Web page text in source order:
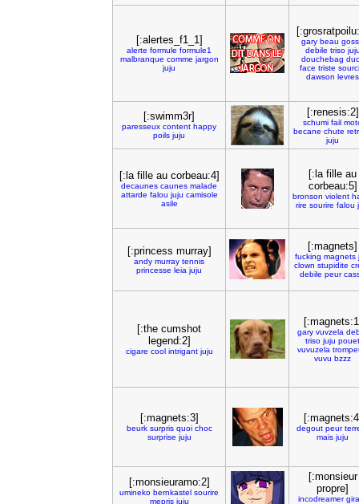
[:alertes_f1_1]
alerte formule formule1
malbranque comme jargon
juju
gary beau
debile triso
douchebag
face triste
dawson levres
[:swimm3r]
paresseux content happy
poils juju
[:renesis:2]
schumi fail
becane chute
juju
[:la fille au corbeau:4]
decaunes caunes malade
attarde falou juju camisole
asile
[:la fille au
corbeau:5]
bronson violent
rire sourire falou
[:princess murray]
andy murray tennis
princesse leia juju
[:magnets]
fucking magnets
clown stupidite
debile peur
[:the cumshot
legend:2]
cigare cool intrigant juju
gary vuvzela
triso juju pouet
vuvuzela
vuvu bzzz
[:magnets:3]
beurk surpris quoi choc
surprise juju
degout peur
mais juju
[:monsieuramo:2]
umineko bernkastel sourire
mepris juju
[:monsieur
propre]
incodreamer